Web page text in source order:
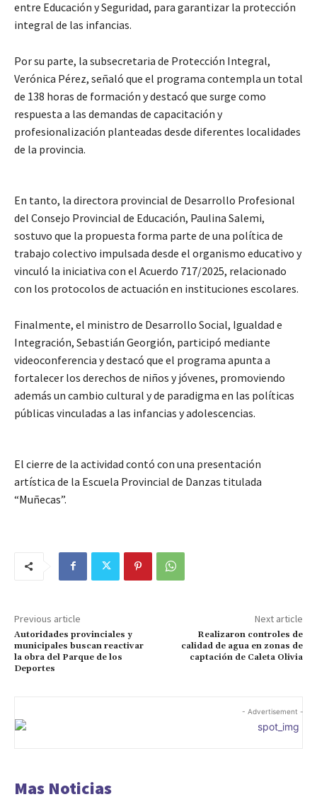
entre Educación y Seguridad, para garantizar la protección
integral de las infancias.
Por su parte, la subsecretaria de Protección Integral,
Verónica Pérez, señaló que el programa contempla un total
de 138 horas de formación y destacó que surge como
respuesta a las demandas de capacitación y
profesionalización planteadas desde diferentes localidades
de la provincia.
En tanto, la directora provincial de Desarrollo Profesional
del Consejo Provincial de Educación, Paulina Salemi,
sostuvo que la propuesta forma parte de una política de
trabajo colectivo impulsada desde el organismo educativo y
vinculó la iniciativa con el Acuerdo 717/2025, relacionado
con los protocolos de actuación en instituciones escolares.
Finalmente, el ministro de Desarrollo Social, Igualdad e
Integración, Sebastián Georgión, participó mediante
videoconferencia y destacó que el programa apunta a
fortalecer los derechos de niños y jóvenes, promoviendo
además un cambio cultural y de paradigma en las políticas
públicas vinculadas a las infancias y adolescencias.
El cierre de la actividad contó con una presentación
artística de la Escuela Provincial de Danzas titulada
“Muñecas”.
Previous article
Autoridades provinciales y
municipales buscan reactivar
la obra del Parque de los
Deportes
Next article
Realizaron controles de
calidad de agua en zonas de
captación de Caleta Olivia
- Advertisement -
Mas Noticias